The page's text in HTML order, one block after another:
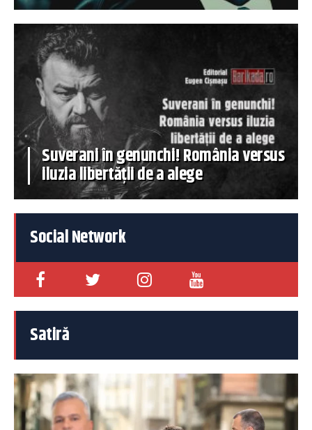
Suverani în genunchi! România versus
iluzia libertății de a alege
Social Network
Satiră